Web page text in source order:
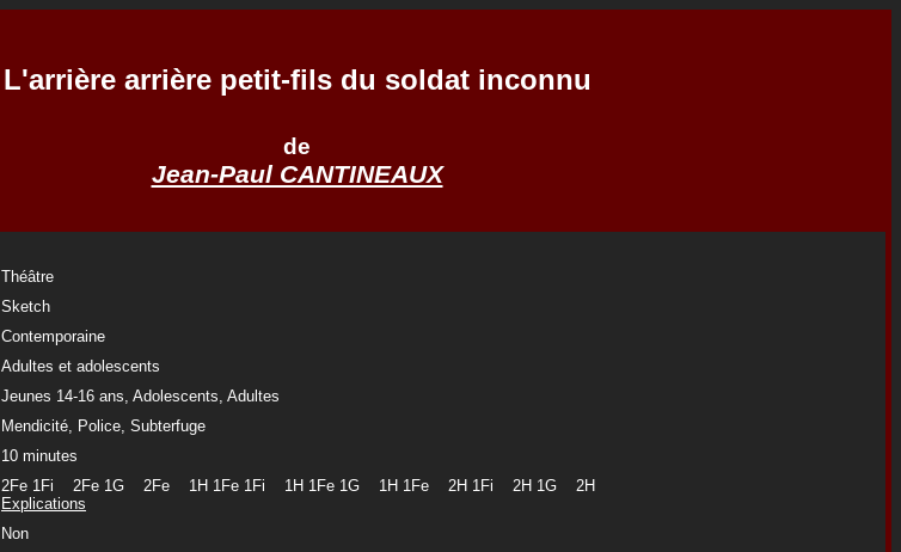
L'arrière arrière petit-fils du soldat inconnu
de
Jean-Paul CANTINEAUX
Théâtre
Sketch
Contemporaine
Adultes et adolescents
Jeunes 14-16 ans, Adolescents, Adultes
Mendicité, Police, Subterfuge
10 minutes
2Fe 1Fi 2Fe 1G 2Fe 1H 1Fe 1Fi 1H 1Fe 1G 1H 1Fe 2H 1Fi 2H 1G 2H
Explications
Non